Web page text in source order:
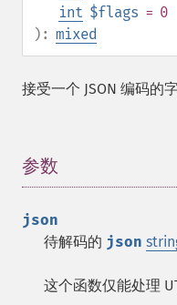
int $flags = 0
): mixed
接受一个 JSON 编码的
参数
json
待解码的 json
这个函数仅能处理